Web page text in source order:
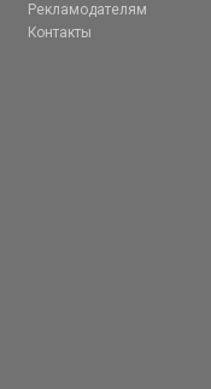
Рекламодателям
Контакты